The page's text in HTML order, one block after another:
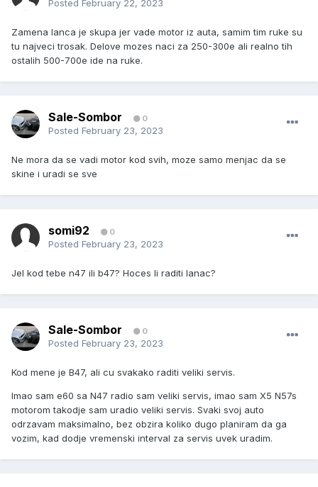
Posted February 22, 2023
Zamena lanca je skupa jer vade motor iz auta, samim tim ruke su
tu najveci trosak. Delove mozes naci za 250-300e ali realno tih
ostalih 500-700e ide na ruke.
Sale-Sombor 0
Posted February 23, 2023
Ne mora da se vadi motor kod svih, moze samo menjac da se
skine i uradi se sve
somi92 0
Posted February 23, 2023
Jel kod tebe n47 ili b47? Hoces li raditi lanac?
Sale-Sombor 0
Posted February 23, 2023
Kod mene je B47, ali cu svakako raditi veliki servis.
Imao sam e60 sa N47 radio sam veliki servis, imao sam X5 N57s
motorom takodje sam uradio veliki servis. Svaki svoj auto
odrzavam maksimalno, bez obzira koliko dugo planiram da ga
vozim, kad dodje vremenski interval za servis uvek uradim.